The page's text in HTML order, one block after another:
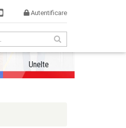
Autentificare
Unelte